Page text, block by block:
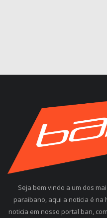
Seja bem vindo a um dos
paraibano, aqui a noticia é na
noticia em nosso portal ban,